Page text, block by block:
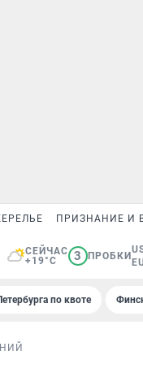
ПРИЗНАНИЕ И
СЕЙЧАС
+19°C
3 ПРОБКИ
по квоте